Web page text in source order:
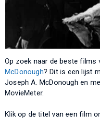
Op zoek naar de beste films
McDonough? Dit is een lijst
Joseph A. McDonough en
MovieMeter.
Klik op de titel van een film